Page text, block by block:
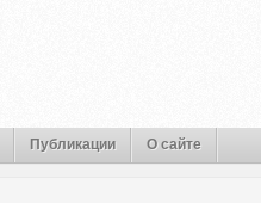
Публикации О сайте